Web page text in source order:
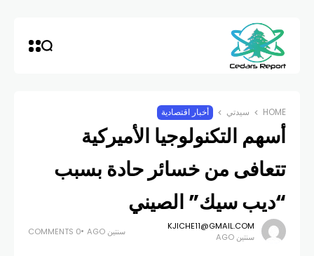
HOME سيدتي أخبار اقتصادية
أسهم التكنولوجيا الأميركية
تتعافى من خسائر حادة بسبب
“ديب سيك” الصيني
KJICHE11@GMAIL.COM
سنتين AGO
سنتين AGO 0 COMMENTS